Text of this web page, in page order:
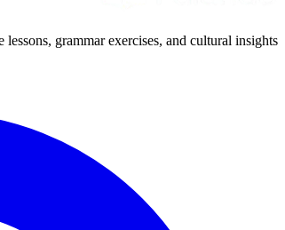
grammar exercises, and cultural insights.